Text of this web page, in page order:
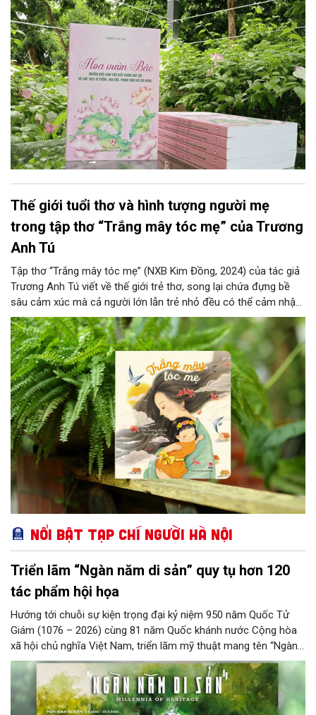
phong cách Hồ Chí Minh). Cuốn sách tuyển chọn 70 bài viết về
những cá nhân tiêu biểu trong học tập và làm theo Bác Hồ, tích
cực lao động, sản xuất, học tập, nghiên cứu, sáng tạo và cống
hiến trên nhiều lĩnh vực của đời
Thế giới tuổi thơ và hình tượng người mẹ
trong tập thơ “Trắng mây tóc mẹ” của Trương
Anh Tú
Tập thơ “Trắng mây tóc mẹ” (NXB Kim Đồng, 2024) của tác giả
Trương Anh Tú viết về thế giới trẻ thơ, song lại chứa đựng bề
sâu cảm xúc mà cả người lớn lẫn trẻ nhỏ đều có thể cảm nhận.
Với 24 bài thơ, được sắp xếp theo nhịp thời gian bốn mùa và
những khoảnh khắc đời thường, tập thơ đã dệt nên một thế giới
trong trẻo. Xuyên suốt tập thơ, bóng dáng người mẹ hiện lên với
sự yêu thương, che chở.
Nổi bật Tạp chí Người Hà Nội
Triển lãm “Ngàn năm di sản” quy tụ hơn 120
tác phẩm hội họa
Hướng tới chuỗi sự kiện trọng đại kỷ niệm 950 năm Quốc Tử
Giám (1076 – 2026) cùng 81 năm Quốc khánh nước Cộng hòa
xã hội chủ nghĩa Việt Nam, triển lãm mỹ thuật mang tên “Ngàn
năm di sản” sẽ chính thức khai mạc vào ngày 8/8 tại Nhà Thái
Học, Di tích Quốc gia đặc biệt Văn Miếu – Quốc Tử Giám. Sự
kiện kéo dài đến ngày 25/9/2026 hứa hẹn trở thành điểm đến
văn hóa đầy sức hút, góp phần làm phong phú đời sống nghệ